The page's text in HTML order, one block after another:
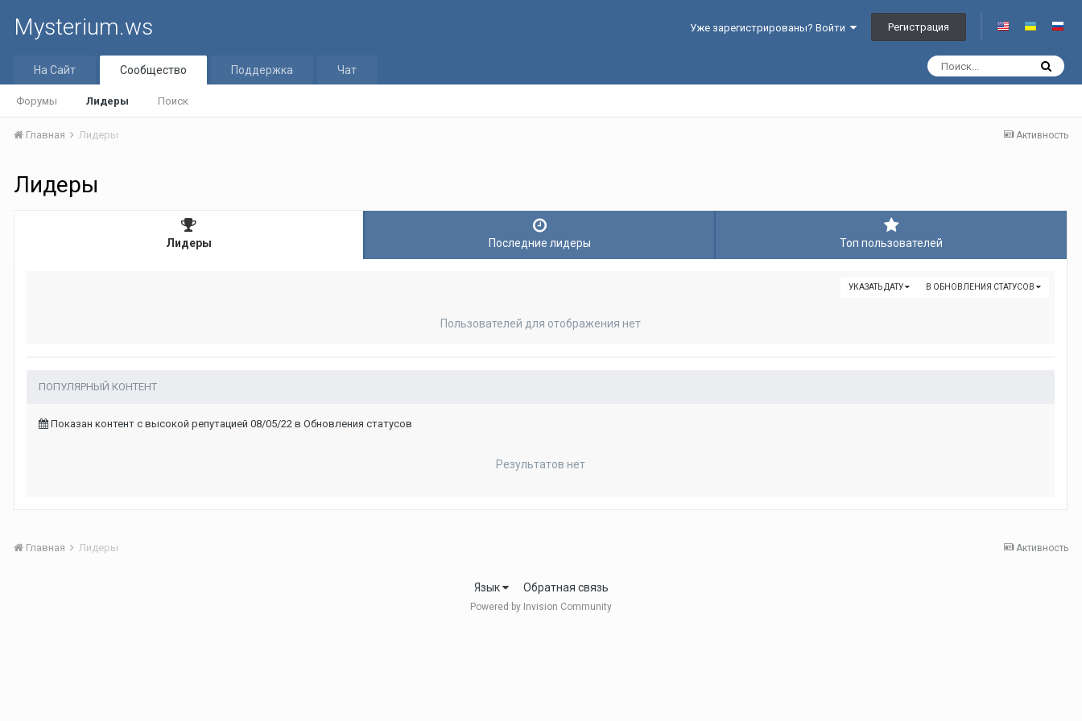
Mysterium.ws Уже зарегистрированы? Войти Регистрация
На Сайт Сообщество
Форумы Лидеры Поиск
Поддержка Чат
Активность
Главная Лидеры
Лидеры
Лидеры Последние лидеры Топ пользователей
В ОБНОВЛЕНИЯ СТАТУСОВ
УКАЗАТЬ ДАТУ
Пользователей для отображения нет
ПОПУЛЯРНЫЙ КОНТЕНТ
Показан контент с высокой репутацией 08/05/22 в Обновления статусов
Результатов нет
Активность
Главная Лидеры
Язык Обратная связь
Powered by Invision Community